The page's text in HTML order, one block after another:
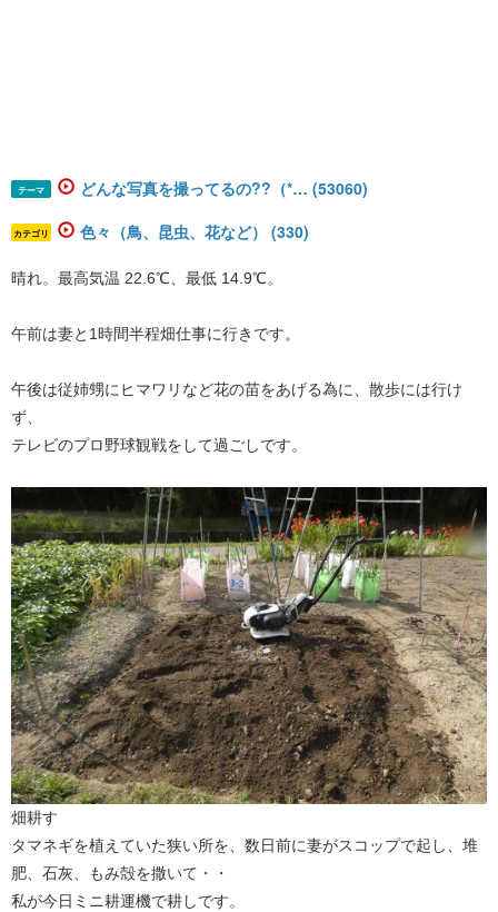
テーマ どんな写真を撮ってるの??（*… (53060)
カテゴリ 色々（鳥、昆虫、花など） (330)
晴れ。最高気温 22.6℃、最低 14.9℃。
午前は妻と1時間半程畑仕事に行きです。
午後は従姉甥にヒマワリなど花の苗をあげる為に、散歩には行け
ず、
テレビのプロ野球観戦をして過ごしです。
畑耕す
タマネギを植えていた狭い所を、数日前に妻がスコップで起し、堆
肥、石灰、もみ殻を撒いて・・
私が今日ミニ耕運機で耕しです。